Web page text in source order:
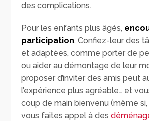
des complications.
Pour les enfants plus âgés,
participation. Confiez-leur des
et adaptées, comme porter de
ou aider au démontage de leur
proposer d’inviter des amis peut
l’expérience plus agréable… et
coup de main bienvenu (même si,
vous faites appel à des